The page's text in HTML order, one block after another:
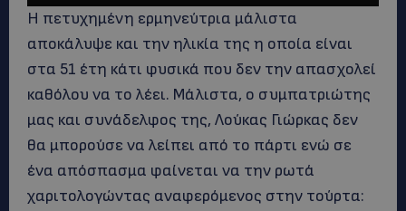
Η πετυχημένη ερμηνεύτρια μάλιστα
αποκάλυψε και την ηλικία της η οποία είναι
στα 51 έτη κάτι φυσικά που δεν την απασχολεί
καθόλου να το λέει. Μάλιστα, ο συμπατριώτης
μας και συνάδελφος της, Λούκας Γιώρκας δεν
θα μπορούσε να λείπει από το πάρτι ενώ σε
ένα απόσπασμα φαίνεται να την ρωτά
χαριτολογώντας αναφερόμενος στην τούρτα: